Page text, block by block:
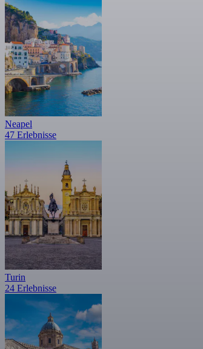
Neapel
47 Erlebnisse
Turin
24 Erlebnisse